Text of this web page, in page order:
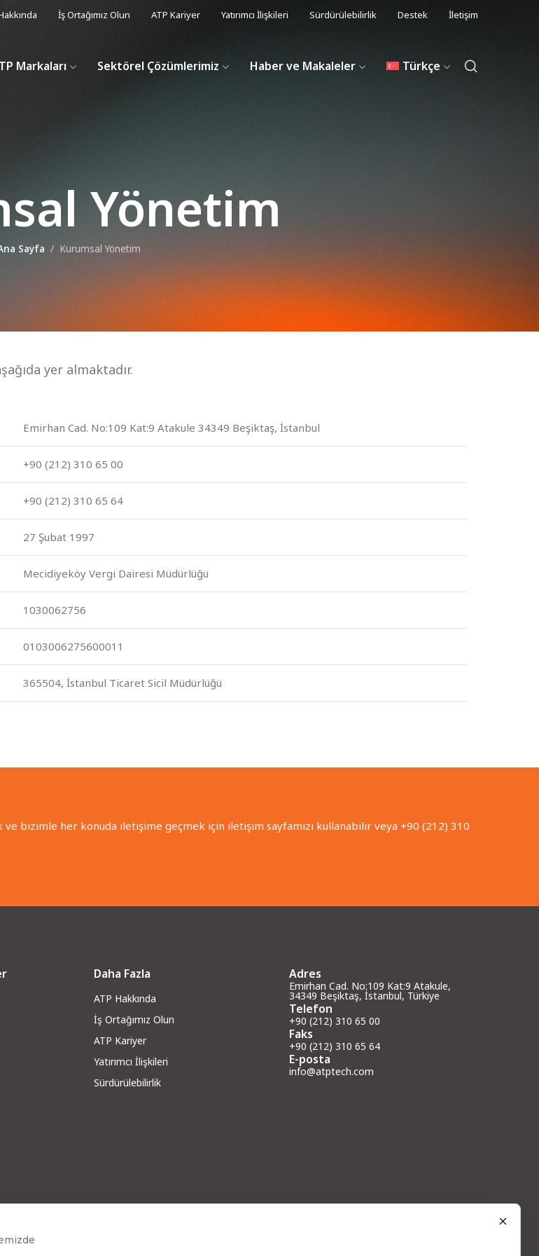
İş Ortağımız Olun ATP Kariyer Yatırımcı İlişkileri Sürdürülebilirlik Destek İletişim
Markaları Sektörel Çözümlerimiz Haber ve Makaleler Türkçe
Yönetim
Sayfa Kurumsal Yönetim
yer almaktadır.
Emirhan Cad. No:109 Kat:9 Atakule 34349 Beşiktaş, İstanbul
+90 (212) 310 65 00
+90 (212) 310 65 64
27 Şubat 1997
Mecidiyeköy Vergi Dairesi Müdürlüğü
1030062756
0103006275600011
365504, İstanbul Ticaret Sicil Müdürlüğü
bizimle her konuda iletişime geçmek için iletişim sayfamızı kullanabilir veya +90 (212) 310
Daha Fazla
ATP Hakkında
İş Ortağımız Olun
ATP Kariyer
Yatırımcı İlişkileri
Sürdürülebilirlik
Adres
Emirhan Cad. No:109 Kat:9 Atakule,
34349 Beşiktaş, İstanbul, Türkiye
Telefon
+90 (212) 310 65 00
Faks
+90 (212) 310 65 64
E-posta
info@atptech.com